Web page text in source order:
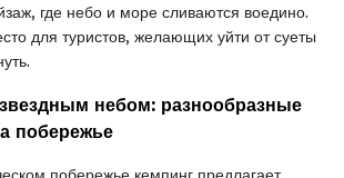
где небо и море сливаются воедино.
для туристов, желающих уйти от суеты
небом: разнообразные
побережье